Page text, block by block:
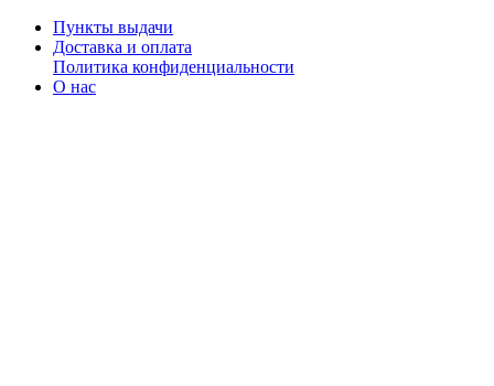
Пункты выдачи
Доставка и оплата
Политика конфиденциальности
О нас